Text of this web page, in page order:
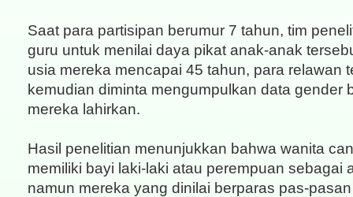
Saat para partisipan berumur 7 tahun, tim
guru untuk menilai daya pikat anak-anak
usia mereka mencapai 45 tahun, para relawan
kemudian diminta mengumpulkan data gender
mereka lahirkan.
Hasil penelitian menunjukkan bahwa wanita
memiliki bayi laki-laki atau perempuan sebagai
namun mereka yang dinilai berparas pas-